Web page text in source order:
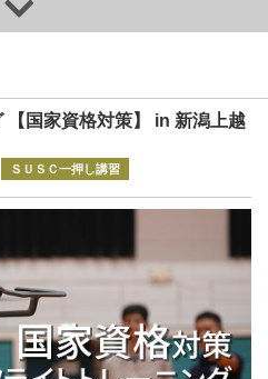
【国家資格対策】 in 新潟上越
ＳＵＳＣ一押し講習